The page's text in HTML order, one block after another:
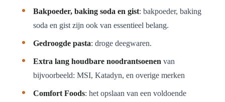
Bakpoeder, baking soda en gist: bakpoeder, baking
soda en gist zijn ook van essentieel belang.
Gedroogde pasta: droge deegwaren.
Extra lang houdbare noodrantsoenen van
bijvoorbeeld: MSI, Katadyn, en overige merken
Comfort Foods: het opslaan van een voldoende